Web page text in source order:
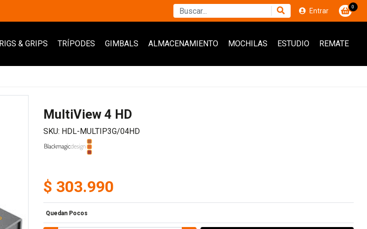
Entrar 0
RIGS & GRIPS TRÍPODES GIMBALS ALMACENAMIENTO MOCHILAS ESTUDIO REMATE
MultiView 4 HD
SKU: HDL-MULTIP3G/04HD
$ 303.990
Quedan Pocos